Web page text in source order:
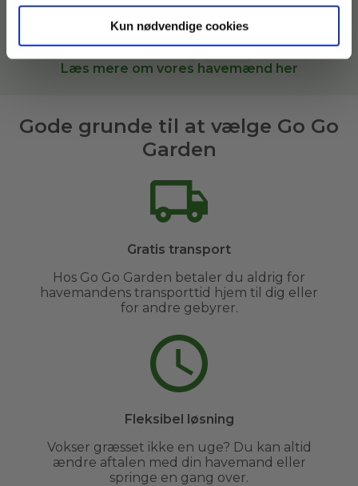
Kun nødvendige cookies
arealer. Når du bestillerhaveservicehos Go Go
Garden, sætter vi dig i kontakt med den bedste
havemand til opgaven iHerning og omegn
Læs mere om vores havemænd her
Gode grunde til at vælge Go Go
Garden
Gratis transport
Hos Go Go Garden betaler du aldrig for
havemandens transporttid hjem til dig eller
for andre gebyrer.
Fleksibel løsning
Vokser græsset ikke en uge? Du kan altid
ændre aftalen med din havemand eller
springe en gang over.